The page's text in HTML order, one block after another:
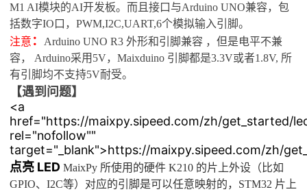
M1 AI模块的AI开发板。 而且接口与Arduino UNO兼容，包
括数字IO口，PWM,I2C,UART,6个模拟输入引脚。
注意 ：Arduino UNO R3 外形和引脚兼容 ，但是电平不兼
容， Arduino采用5V，Maixduino 引脚都是3.3V或者1.8V, 所
有引脚均不支持5V耐受。
【遇到问题】
<a
href="https://maixpy.sipeed.com/zh/get_started/
rel="nofollow""
target="_blank">https://maixpy.sipeed.com/zh/
点亮 LED MaixPy 所使用的硬件 K210 的片上外设（比如
GPIO、I2C等）对应的引脚是可以任意映射的，STM32 片上